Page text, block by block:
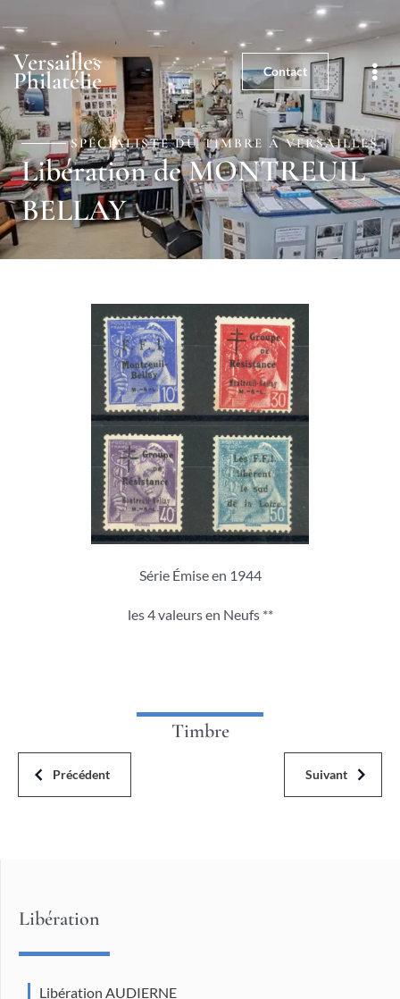
5, rue de la Paroisse - 78000
Versailles
Versailles
Philatélie Contact
SPÉCIALISTE DU TIMBRE À VERSAILLES
Libération de MONTREUIL
BELLAY
Série Émise en 1944
les 4 valeurs en Neufs **
Précédent Suivant
Timbre
Libération
Libération AUDIERNE